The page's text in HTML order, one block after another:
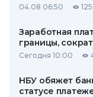
04.08 06:50
Заработная
границы,
Сегодня 10:00
НБУ обяжет
статусе